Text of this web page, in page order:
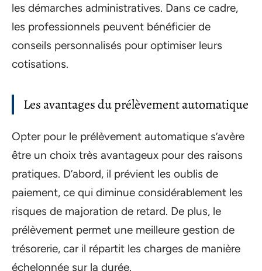
les démarches administratives. Dans ce cadre,
les professionnels peuvent bénéficier de
conseils personnalisés pour optimiser leurs
cotisations.
Les avantages du prélèvement automatique
Opter pour le prélèvement automatique s’avère
être un choix très avantageux pour des raisons
pratiques. D’abord, il prévient les oublis de
paiement, ce qui diminue considérablement les
risques de majoration de retard. De plus, le
prélèvement permet une meilleure gestion de
trésorerie, car il répartit les charges de manière
échelonnée sur la durée.